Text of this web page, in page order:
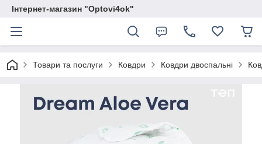
Інтернет-магазин "Optovi4ok"
Товари та послуги Ковдри Ковдри двоспальні